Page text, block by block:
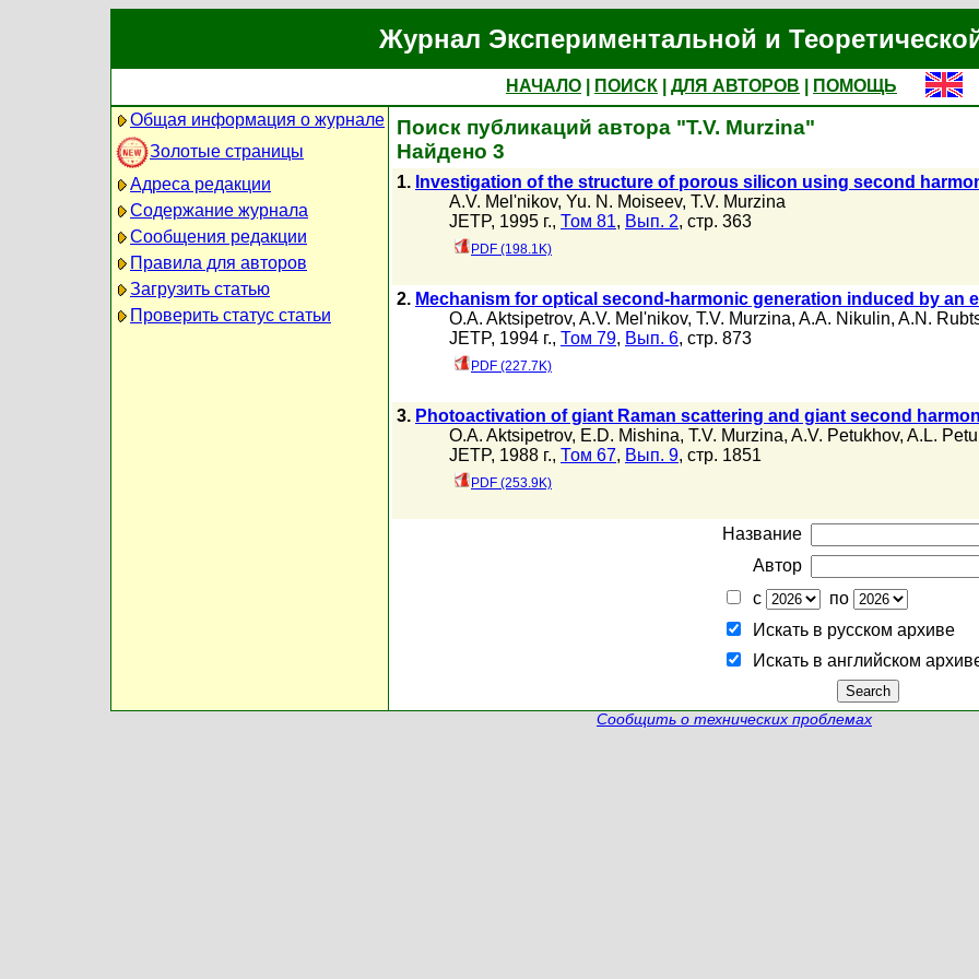
Журнал Экспериментальной и
НАЧАЛО ПОИСК ДЛЯ АВТОРОВ
ПОМОЩЬ
Общая информация о журнале
Золотые страницы
Адреса редакции
Содержание журнала
Сообщения редакции
Правила для авторов
Загрузить статью
Проверить статус статьи
Поиск публикаций автора "T.V. Murzina"
Найдено 3
1. Investigation of the structure of porous silicon using second
A.V. Mel'nikov, Yu. N. Moiseev, T.V. Murzina
JETP, 1995 г., Том 81, Вып. 2, стр. 363
PDF (198.1K)
2. Mechanism for optical second-harmonic generation induced by an
O.A. Aktsipetrov, A.V. Mel'nikov, T.V. Murzina, A.A. Nikulin, A.N.
JETP, 1994 г., Том 79, Вып. 6, стр. 873
PDF (227.7K)
3. Photoactivation of giant Raman scattering and giant second
O.A. Aktsipetrov, E.D. Mishina, T.V. Murzina, A.V. Petukhov, A.L.
JETP, 1988 г., Том 67, Вып. 9, стр. 1851
PDF (253.9K)
Название
Автор
с
по
Искать в русском архиве
Искать в английском
Сообщить о технических проблемах